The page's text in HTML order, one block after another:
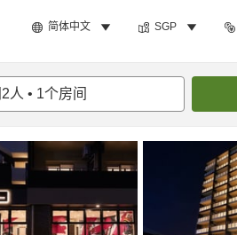
简体中文 SGP
2人 • 1个房间